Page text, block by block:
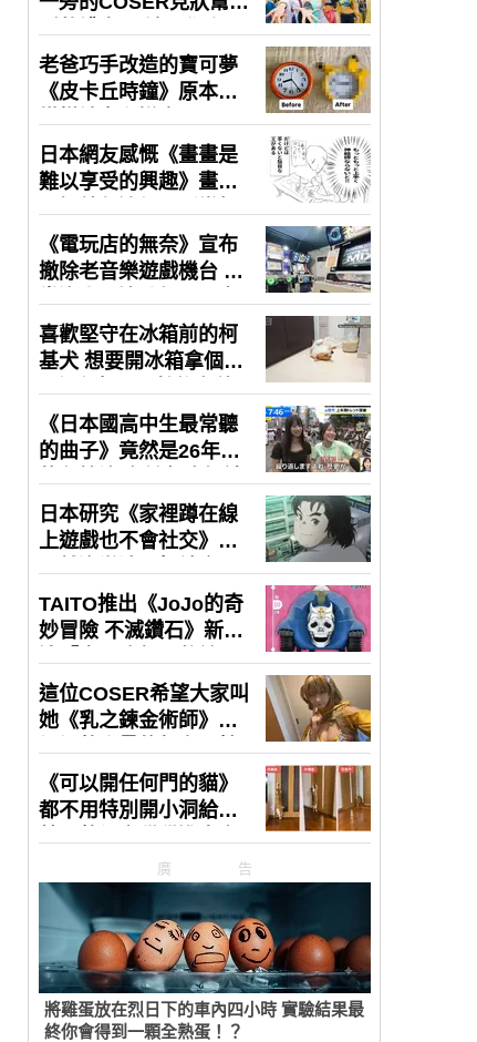
廣告
將雞蛋放在烈日下的車內四小時 實驗結果最
終你會得到一顆全熟蛋！？